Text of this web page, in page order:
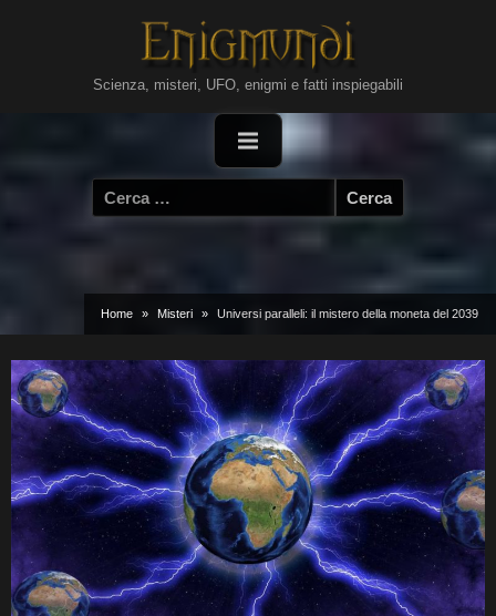
Scienza, misteri, UFO, enigmi e fatti inspiegabili
Ricerca
per:
Home Misteri Universi paralleli: il mistero della moneta del 2039